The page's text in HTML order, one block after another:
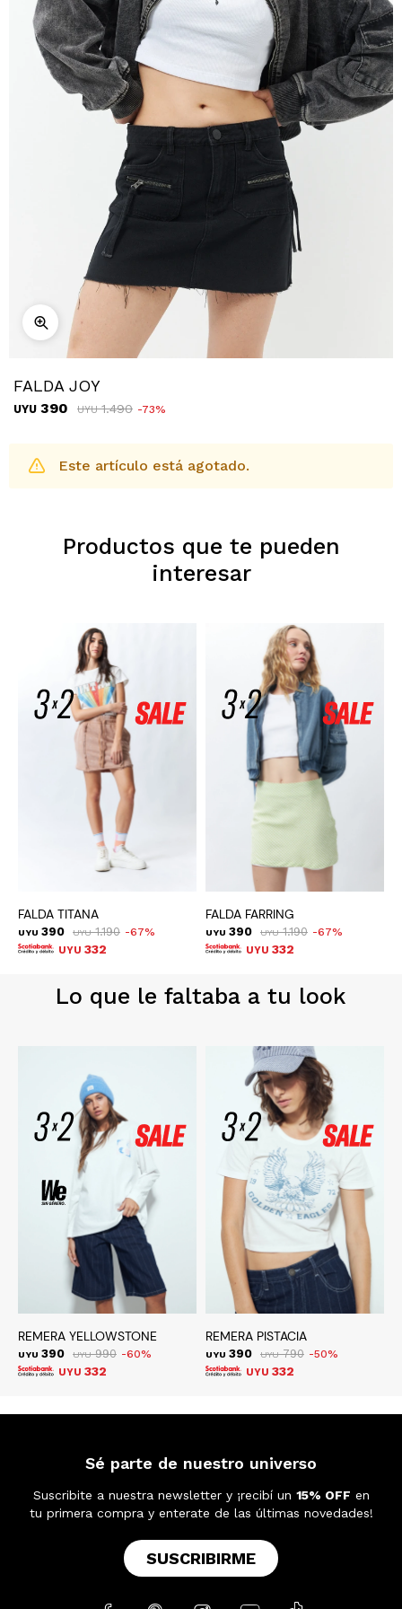
FALDA JOY
UYU 390 UYU 1.490 73
Este artículo está agotado.
Productos que te pueden
interesar
FALDA TITANA
UYU 390 UYU 1.190 67
UYU 332
FALDA FARRING
UYU 390 UYU 1.190 67
UYU 332
Lo que le faltaba a tu look
REMERA YELLOWSTONE
UYU 390 UYU 990 60
UYU 332
REMERA PISTACIA
UYU 390 UYU 790 50
UYU 332
Sé parte de nuestro universo
Suscribite a nuestra newsletter y ¡recibí un 15% OFF en
tu primera compra y enterate de las últimas novedades!
SUSCRIBIRME